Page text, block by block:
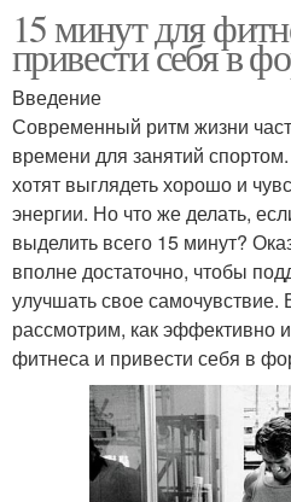
15 минут для
привести себя в
Введение
Современный ритм жизни
времени для занятий
хотят выглядеть хорошо и
энергии. Но что же делать,
выделить всего 15 минут?
вполне достаточно, чтобы
улучшать свое самочувствие.
рассмотрим, как эффективно
фитнеса и привести себя в